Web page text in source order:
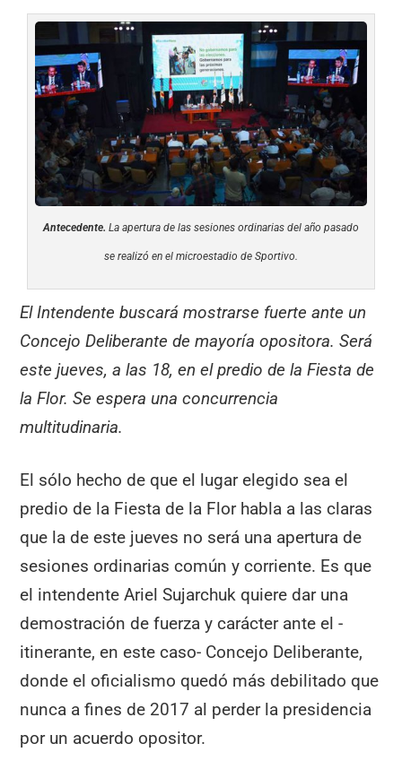
Antecedente. La apertura de las sesiones ordinarias del año pasado
se realizó en el microestadio de Sportivo.
El Intendente buscará mostrarse fuerte ante un
Concejo Deliberante de mayoría opositora. Será
este jueves, a las 18, en el predio de la Fiesta de
la Flor. Se espera una concurrencia
multitudinaria.
El sólo hecho de que el lugar elegido sea el
predio de la Fiesta de la Flor habla a las claras
que la de este jueves no será una apertura de
sesiones ordinarias común y corriente. Es que
el intendente Ariel Sujarchuk quiere dar una
demostración de fuerza y carácter ante el -
itinerante, en este caso- Concejo Deliberante,
donde el oficialismo quedó más debilitado que
nunca a fines de 2017 al perder la presidencia
por un acuerdo opositor.